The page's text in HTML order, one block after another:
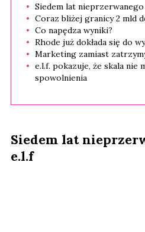
Siedem lat
Coraz bliżej granicy 2 mld
Co napędza wyniki?
Rhode już dokłada się do
Marketing zamiast
e.l.f. pokazuje, że skala nie
spowolnienia
Siedem lat
e.l.f